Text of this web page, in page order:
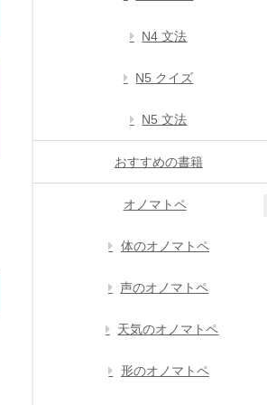
N4 文法
N5 クイズ
N5 文法
おすすめの書籍
オノマトペ
体のオノマトペ
声のオノマトペ
天気のオノマトペ
形のオノマトペ